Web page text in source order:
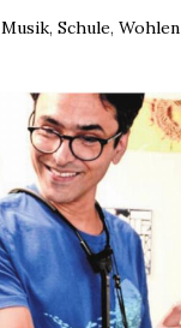
Musik,Schule,Wohlen